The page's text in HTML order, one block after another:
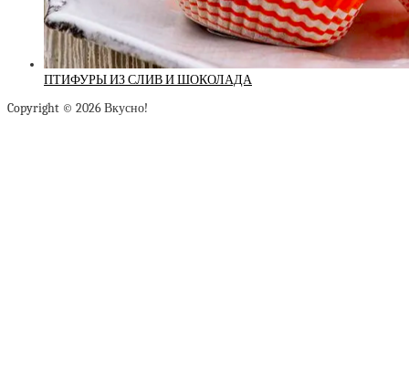
ПТИФУРЫ ИЗ СЛИВ И ШОКОЛАДА
Copyright © 2026 Вкусно!